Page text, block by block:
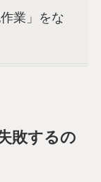
業」をな
敗するの